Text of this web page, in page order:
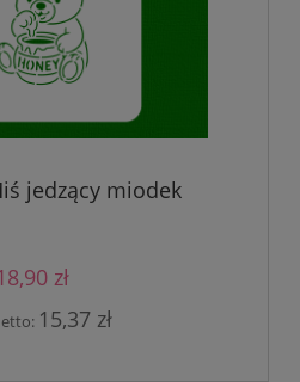
jedzący miodek
zł
15,37 zł